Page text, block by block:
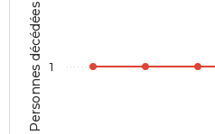
Personnes décédées 1